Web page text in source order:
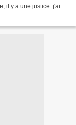
il y a une justice: j'ai